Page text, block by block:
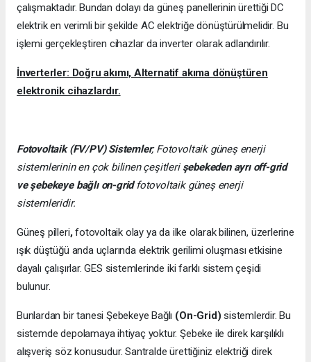
çalışmaktadır. Bundan dolayı da güneş panellerinin ürettiği DC
elektrik en verimli bir şekilde AC elektriğe dönüştürülmelidir. Bu
işlemi gerçekleştiren cihazlar da inverter olarak adlandırılır.
İnverterler: Doğru akımı, Alternatif akıma dönüştüren
elektronik cihazlardır.
Fotovoltaik (FV/PV) Sistemler; Fotovoltaik güneş enerji
sistemlerinin en çok bilinen çeşitleri şebekeden ayrı off-grid
ve şebekeye bağlı on-gridfotovoltaik güneş enerji
sistemleridir.
Güneş pilleri,fotovoltaik olay ya da ilke olarak bilinen, üzerlerine
ışık düştüğü anda uçlarında elektrik gerilimi oluşması etkisine
dayalı çalışırlar. GES sistemlerinde iki farklı sistem çeşidi
bulunur.
Bunlardan bir tanesi Şebekeye Bağlı (On-Grid) sistemlerdir. Bu
sistemde depolamaya ihtiyaç yoktur. Şebeke ile direk karşılıklı
alışveriş söz konusudur. Santralde ürettiğiniz elektriği direk